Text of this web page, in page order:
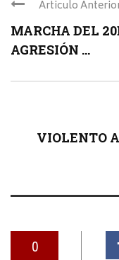
Articulo
MARCHA DEL
AGRESIÓN ...
VIOLENTO
0